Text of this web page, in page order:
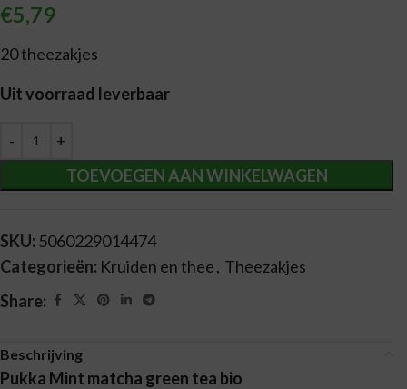
€5,79
20 theezakjes
Uit voorraad leverbaar
TOEVOEGEN AAN WINKELWAGEN
Alternative:
SKU: 5060229014474
Categorieën: Kruiden en thee, Theezakjes
Share:
Beschrijving
Pukka Mint matcha green tea bio